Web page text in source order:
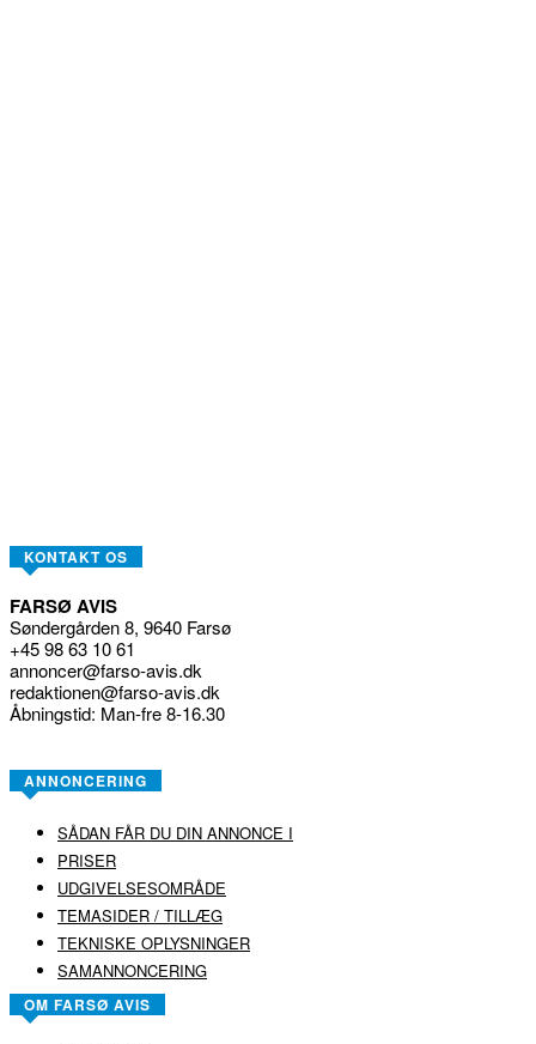
KONTAKT OS
FARSØ AVIS
Søndergården 8, 9640 Farsø
+45 98 63 10 61
annoncer@farso-avis.dk
redaktionen@farso-avis.dk
Åbningstid: Man-fre 8-16.30
ANNONCERING
SÅDAN FÅR DU DIN ANNONCE I
PRISER
UDGIVELSESOMRÅDE
TEMASIDER / TILLÆG
TEKNISKE OPLYSNINGER
SAMANNONCERING
OM FARSØ AVIS